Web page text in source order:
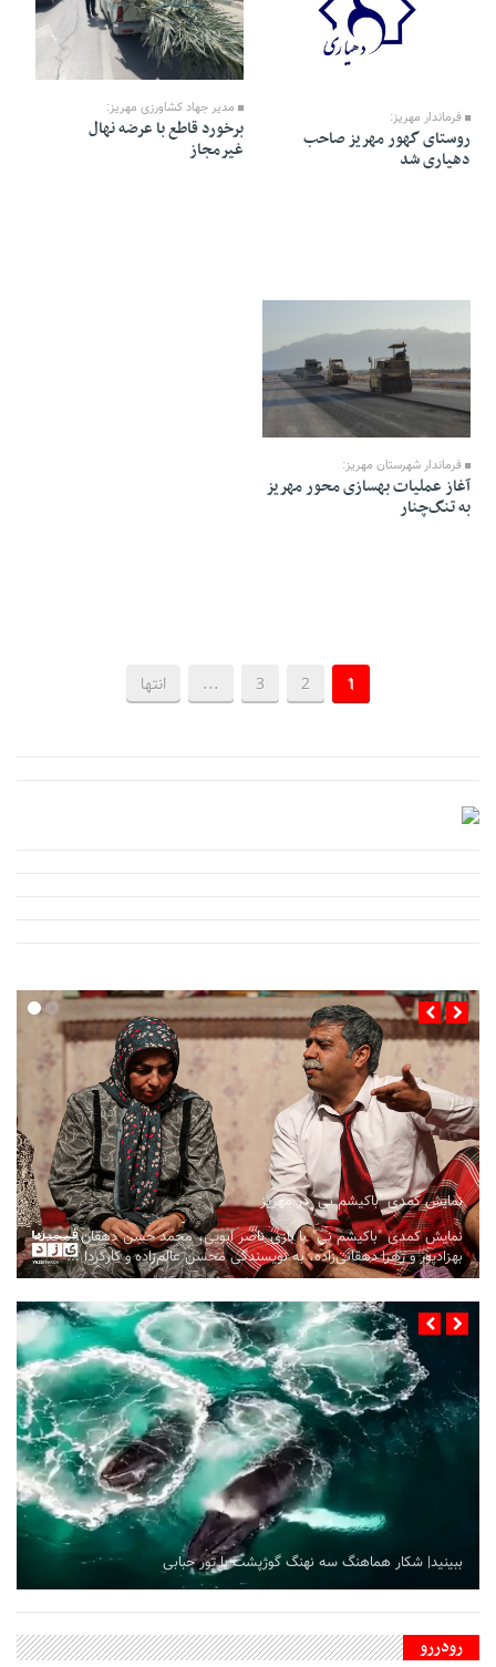
فرماندار مهریز:
روستای گهور مهریز صاحب
دهیاری شد
07 Esfand 1404 - 14:17
مدیر جهاد کشاورزی مهریز:
برخورد قاطع با عرضه نهال
غیرمجاز
فرماندار شهرستان مهریز:
آغاز عملیات بهسازی محور مهریز
به تنگ‌چنار
1
2
3
... انتها
نمایش کمدی "باکیشم نی" در مهریز
نمایش کمدی "باکیشم نی" با بازی ناصر ابویی، محمد حسن دهقان، محدثه
بهزادپور و زهرا دهقانی‌زاده، به نویسندگی محسن عالم‌زاده و کارگردا ...
ببینید| شکار هماهنگ سه نهنگ گوژپشت با تور حبابی
رودررو